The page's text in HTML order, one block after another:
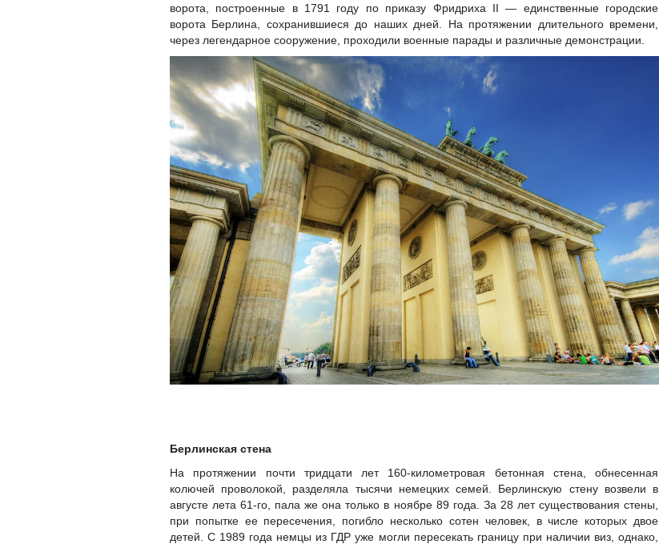
ворота, построенные в 1791 году по приказу Фридриха II — единственные городские
ворота Берлина, сохранившиеся до наших дней. На протяжении длительного времени,
через легендарное сооружение, проходили военные парады и различные демонстрации.
Берлинская стена
На протяжении почти тридцати лет 160-километровая бетонная стена, обнесенная
колючей проволокой, разделяла тысячи немецких семей. Берлинскую стену возвели в
августе лета 61-го, пала же она только в ноябре 89 года. За 28 лет существования стены,
при попытке ее пересечения, погибло несколько сотен человек, в числе которых двое
детей. С 1989 года немцы из ГДР уже могли пересекать границу при наличии виз, однако,